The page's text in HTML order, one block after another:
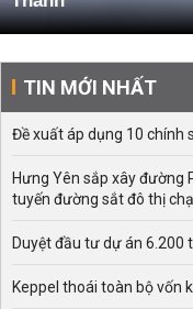
TIN MỚI NHẤT
Đề xuất áp dụng 10 chính
Hưng Yên sắp xây đường
tuyến đường sắt đô thị
Duyệt đầu tư dự án 6.200
Keppel thoái toàn bộ vốn